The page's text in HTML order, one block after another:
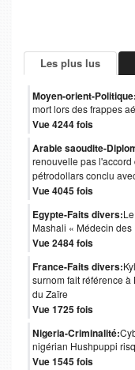
Les plus lus
Moyen-orient-Politique:
mort lors des frappes
Vue 4244 fois
Arabie saoudite-
renouvelle pas
pétrodollars conclu
Vue 4045 fois
Egypte-Faits divers:
Mashali « Médecin des
Vue 2484 fois
France-Faits divers:
surnom fait référence
du Zaïre
Vue 1725 fois
Nigeria-Criminalité:
nigérian Hushpuppi
Vue 1545 fois